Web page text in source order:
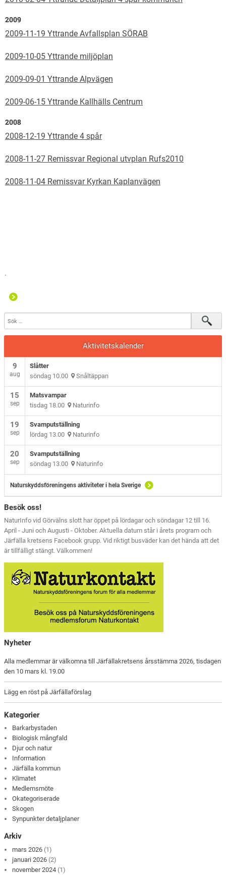
2009
2009-11-19 Yttrande Avfallsplan SÖRAB
2009-10-05 Yttrande miljöplan
2009-09-01 Yttrande Alpvägen
2009-06-15 Yttrande Kallhälls Centrum
2008
2008-12-19 Yttrande 4 spår
2008-11-27 Remissvar Regional utvplan Rufs2010
2008-11-04 Remissvar Kyrkan Kaplanvägen
Aktivitetskalender
9
aug
Slåtter
söndag 10.00 Snåltäppan
15
sep
Matsvampar
tisdag 18.00 Naturinfo
19
sep
Svamputställning
lördag 13.00 Naturinfo
20
sep
Svamputställning
söndag 13.00 Naturinfo
Naturskyddsföreningens aktiviteter i hela Sverige
Besök oss!
NaturInfo vid Görvälns slott har öppet på lördagar och söndagar 12 till 16.
April - Juni och Augusti - Oktober. Aktuella datum står i årets program och
Järfälla kretsens Facebook grupp. Vid riktigt busväder kan det hända att det
är tillfälligt stängt. Välkommen!
Nyheter
Alla medlemmar är välkomna till Järfällakretsens årsstämma 2026, tisdagen
den 10 mars kl. 19.00
Lägg en röst på Järfällaförslag
Kategorier
Barkarbystaden
Biologisk mångfald
Djur och natur
Information
Järfälla kommun
Klimatet
Medlemsmöte
Okategoriserade
Skogen
Synpunkter detaljplaner
Arkiv
mars 2026 (1)
januari 2026 (2)
november 2024 (1)